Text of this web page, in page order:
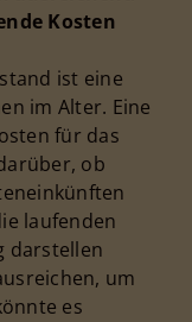
Kosten
ist eine
im Alter. Eine
für das
ob
laufenden
darstellen
um
es